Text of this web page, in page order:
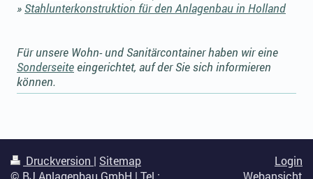
»Stahlunterkonstruktion für den Anlagenbau in Holland
Für unsere Wohn- und Sanitärcontainer haben wir eine
Sonderseiteeingerichtet, auf der Sie sich informieren
können.
Druckversion | Sitemap
© BJ Anlagenbau GmbH | Tel.:
Login
Webansicht